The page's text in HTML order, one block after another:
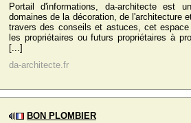
Portail d'informations, da-architecte est
domaines de la décoration, de l'architecture
travers des conseils et astuces, cet espace
les propriétaires ou futurs propriétaires à
[...]
da-architecte.fr
BON PLOMBIER